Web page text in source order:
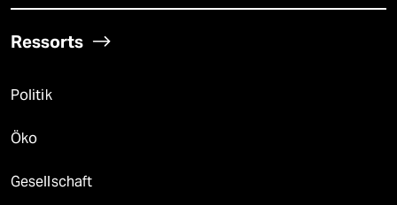
Ressorts
Politik
Öko
Gesellschaft